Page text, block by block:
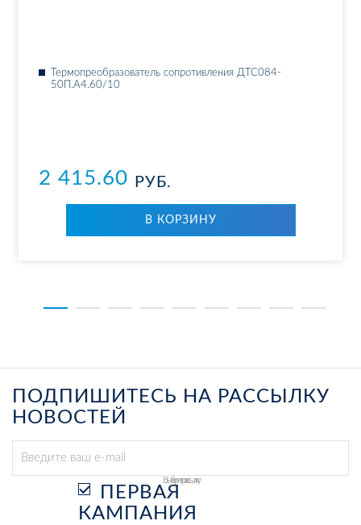
Тер­мо­пре­об­ра­зо­ва­тель со­про­тив­ле­ния ДТ­С084-
50П.А4.60/10
2 415.60 РУБ.
В КОР­ЗИ­НУ
ПОДПИШИТЕСЬ НА РАССЫЛКУ
НОВОСТЕЙ
Выберите рассылку
ПЕРВАЯ
КАМПАНИЯ